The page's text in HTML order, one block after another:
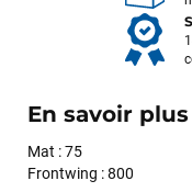
En savoir plus
Mat : 75
Frontwing : 800